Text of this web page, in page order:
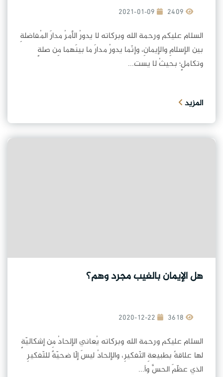
2021-01-09
السلام عليكم ورحمة الله وبركاته لا يدورُ الأمرُ مدارَ المُفاضلةِ
بين الإسلامِ والإيمانِ، وإنّما يدورُ مدارَ ما بينَهما مِن صلةٍ
وتكاملٍ؛ بحيثُ لا يست...
المزيد
هل الإيمان بالغيب مجرد وهم؟
2020-12-22
السلام عليكم ورحمة الله وبركاته يُعاني الإلحادُ مِن إشكاليّةٍ
لها علاقةٌ بطبيعةِ التّفكيرِ، والإلحادُ ليسَ إلّا ضحيّةً للتّفكيرِ
الذي عظّمَ الحسَّ وأ...